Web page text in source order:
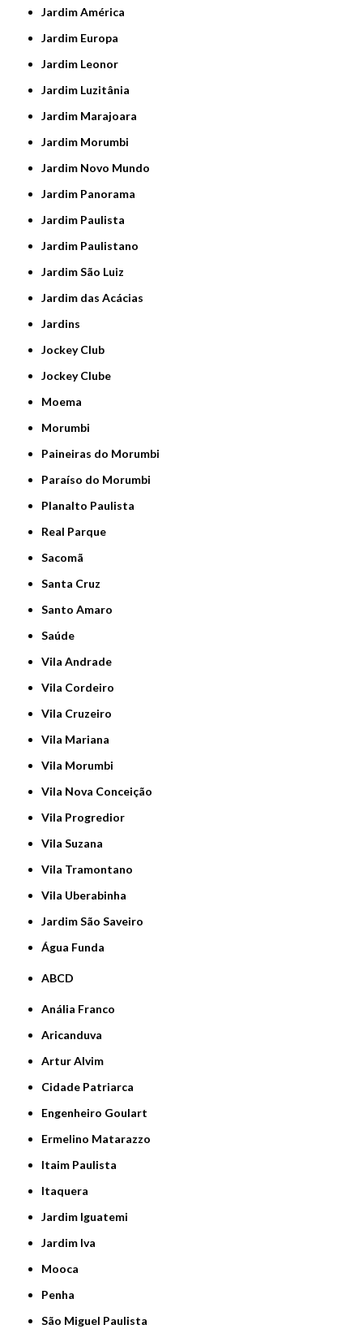
Jardim América
Jardim Europa
Jardim Leonor
Jardim Luzitânia
Jardim Marajoara
Jardim Morumbi
Jardim Novo Mundo
Jardim Panorama
Jardim Paulista
Jardim Paulistano
Jardim São Luiz
Jardim das Acácias
Jardins
Jockey Club
Jockey Clube
Moema
Morumbi
Paineiras do Morumbi
Paraíso do Morumbi
Planalto Paulista
Real Parque
Sacomã
Santa Cruz
Santo Amaro
Saúde
Vila Andrade
Vila Cordeiro
Vila Cruzeiro
Vila Mariana
Vila Morumbi
Vila Nova Conceição
Vila Progredior
Vila Suzana
Vila Tramontano
Vila Uberabinha
jardim São Saveiro
Água Funda
ABCD
Anália Franco
Aricanduva
Artur Alvim
Cidade Patriarca
Engenheiro Goulart
Ermelino Matarazzo
Itaim Paulista
Itaquera
Jardim Iguatemi
Jardim Iva
Mooca
Penha
São Miguel Paulista